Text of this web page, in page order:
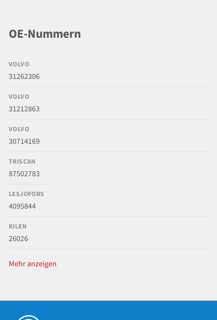
OE-Nummern
VOLVO
31262306
VOLVO
31212863
VOLVO
30714169
TRISCAN
87502783
LESJOFORS
4095844
KILEN
26026
Mehr anzeigen